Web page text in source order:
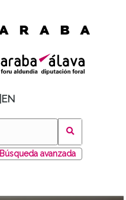
EN
Búsqueda avanzada